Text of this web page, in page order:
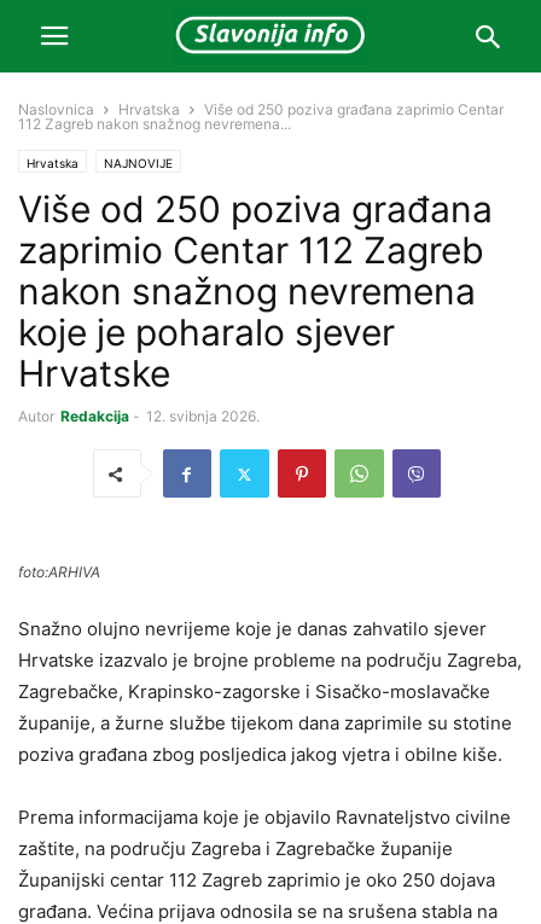
Naslovnica Hrvatska
Više od 250 poziva građana zaprimio Centar
112 Zagreb nakon snažnog nevremena...
Hrvatska NAJNOVIJE
Više od 250 poziva građana
zaprimio Centar 112 Zagreb
nakon snažnog nevremena
koje je poharalo sjever
Hrvatske
Autor Redakcija - 12. svibnja 2026.
foto:ARHIVA
Snažno olujno nevrijeme koje je danas zahvatilo sjever
Hrvatske izazvalo je brojne probleme na području Zagreba,
Zagrebačke, Krapinsko-zagorske i Sisačko-moslavačke
županije, a žurne službe tijekom dana zaprimile su stotine
poziva građana zbog posljedica jakog vjetra i obilne kiše.
Prema informacijama koje je objavilo Ravnateljstvo civilne
zaštite, na području Zagreba i Zagrebačke županije
Županijski centar 112 Zagreb zaprimio je oko 250 dojava
građana. Većina prijava odnosila se na srušena stabla na